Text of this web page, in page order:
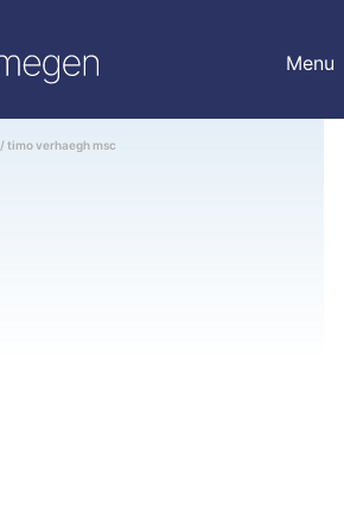
Menu
/ timo verhaegh msc